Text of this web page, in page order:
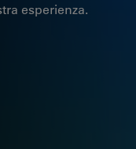
esperienza.